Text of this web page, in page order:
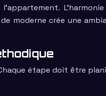
moderne crée une
étape doit être